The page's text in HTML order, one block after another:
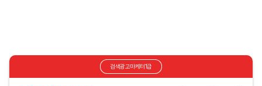
검색광고마케터1급